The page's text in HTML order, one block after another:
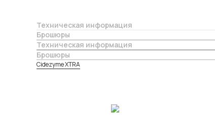
Техническая информация
Брошюры
Техническая информация
Брошюры
Cidezyme XTRA